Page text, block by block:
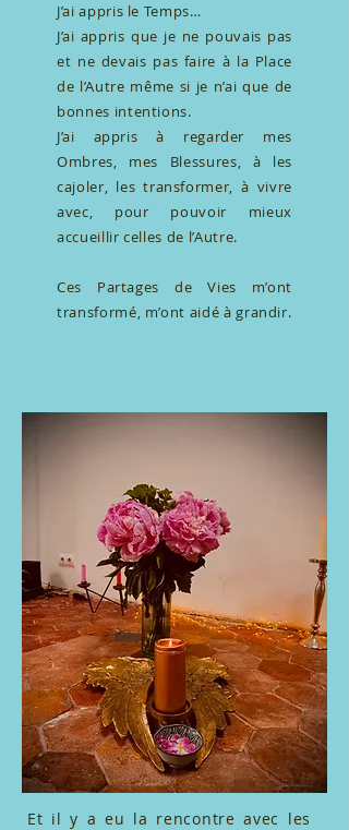
J’ai appris le Temps…
J’ai appris que je ne pouvais pas
et ne devais pas faire à la Place
de l’Autre même si je n’ai que de
bonnes intentions.
J’ai appris à regarder mes
Ombres, mes Blessures, à les
cajoler, les transformer, à vivre
avec, pour pouvoir mieux
accueillir celles de l’Autre.
Ces Partages de Vies m’ont
transformé, m’ont aidé à grandir.
Et il y a eu la rencontre avec les